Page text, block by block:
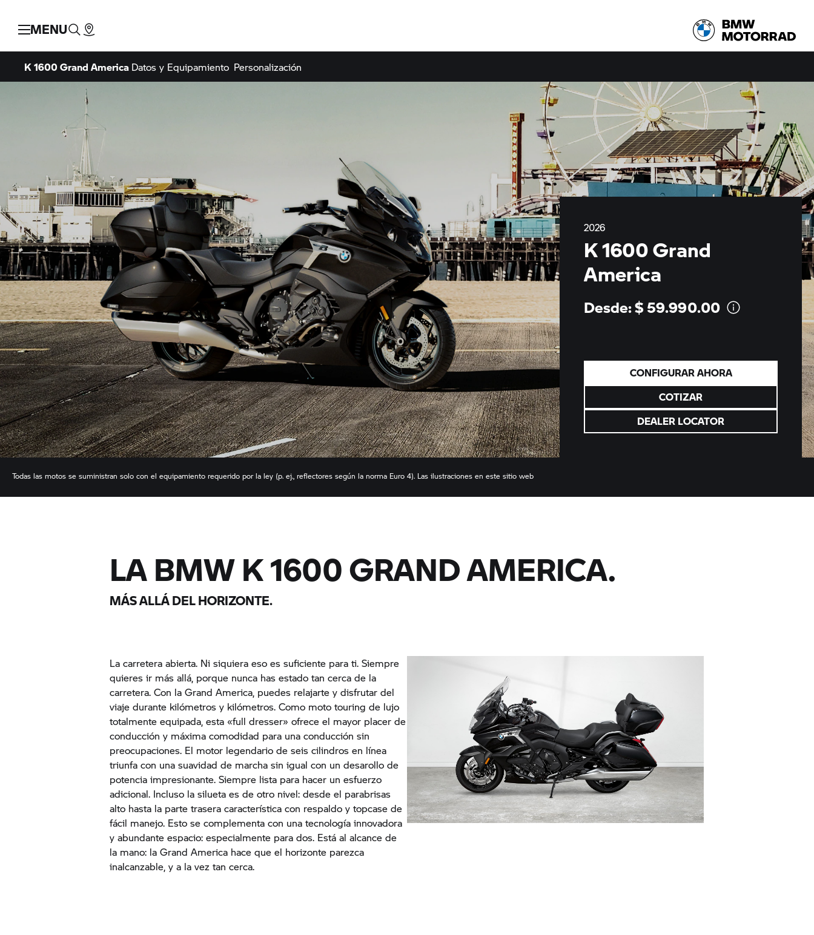
MENU
K 1600 Grand America Datos y Equipamiento Personalización
2026
K 1600 Grand
America
Desde: $ 59.990.00
CONFIGURAR AHORA
COTIZAR
DEALER LOCATOR
Todas las motos se suministran solo con el equipamiento requerido por la ley (p. ej., reflectores según la norma Euro 4). Las ilustraciones en este sitio web
LA BMW K 1600 GRAND AMERICA.
MÁS ALLÁ DEL HORIZONTE.
La carretera abierta. Ni siquiera eso es suficiente para ti. Siempre
quieres ir más allá, porque nunca has estado tan cerca de la
carretera. Con la Grand America, puedes relajarte y disfrutar del
viaje durante kilómetros y kilómetros. Como moto touring de lujo
totalmente equipada, esta «full dresser» ofrece el mayor placer de
conducción y máxima comodidad para una conducción sin
preocupaciones. El motor legendario de seis cilindros en línea
triunfa con una suavidad de marcha sin igual con un desarollo de
potencia impresionante. Siempre lista para hacer un esfuerzo
adicional. Incluso la silueta es de otro nivel: desde el parabrisas
alto hasta la parte trasera característica con respaldo y topcase de
fácil manejo. Esto se complementa con una tecnología innovadora
y abundante espacio: especialmente para dos. Está al alcance de
la mano: la Grand America hace que el horizonte parezca
inalcanzable, y a la vez tan cerca.